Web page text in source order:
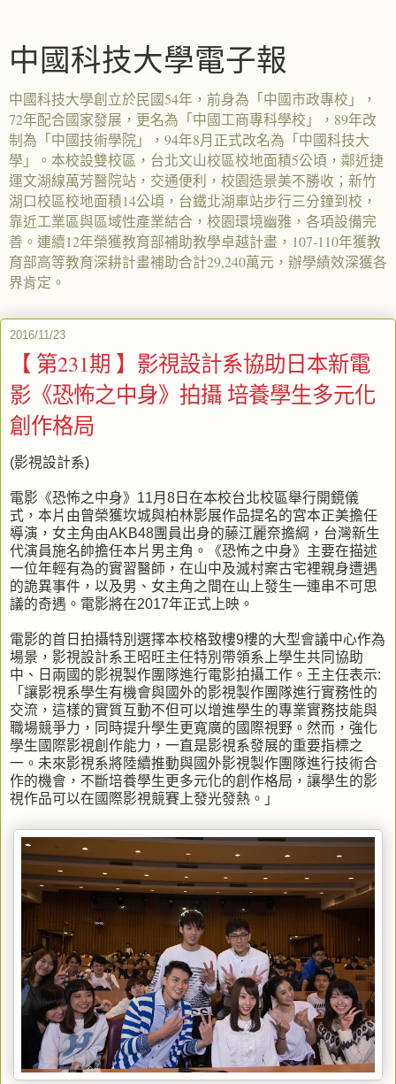
中國科技大學電子報
中國科技大學創立於民國54年，前身為「中國市政專校」，
72年配合國家發展，更名為「中國工商專科學校」，89年改
制為「中國技術學院」，94年8月正式改名為「中國科技大
學」。本校設雙校區，台北文山校區校地面積5公頃，鄰近捷
運文湖線萬芳醫院站，交通便利，校園造景美不勝收；新竹
湖口校區校地面積14公頃，台鐵北湖車站步行三分鐘到校，
靠近工業區與區域性產業結合，校園環境幽雅，各項設備完
善。連續12年榮獲教育部補助教學卓越計畫，107-110年獲教
育部高等教育深耕計畫補助合計29,240萬元，辦學績效深獲各
界肯定。
2016/11/23
【 第231期 】影視設計系協助日本新電
影《恐怖之中身》拍攝 培養學生多元化
創作格局
(影視設計系)
電影《恐怖之中身》11月8日在本校台北校區舉行開鏡儀
式，本片由曾榮獲坎城與柏林影展作品提名的宮本正美擔任
導演，女主角由AKB48團員出身的藤江麗奈擔綱，台灣新生
代演員施名帥擔任本片男主角。《恐怖之中身》主要在描述
一位年輕有為的實習醫師，在山中及滅村案古宅裡親身遭遇
的詭異事件，以及男、女主角之間在山上發生一連串不可思
議的奇遇。電影將在2017年正式上映。
電影的首日拍攝特別選擇本校格致樓9樓的大型會議中心作為
場景，影視設計系王昭旺主任特別帶領系上學生共同協助
中、日兩國的影視製作團隊進行電影拍攝工作。王主任表示:
「讓影視系學生有機會與國外的影視製作團隊進行實務性的
交流，這樣的實質互動不但可以增進學生的專業實務技能與
職場競爭力，同時提升學生更寬廣的國際視野。然而，強化
學生國際影視創作能力，一直是影視系發展的重要指標之
一。未來影視系將陸續推動與國外影視製作團隊進行技術合
作的機會，不斷培養學生更多元化的創作格局，讓學生的影
視作品可以在國際影視競賽上發光發熱。」